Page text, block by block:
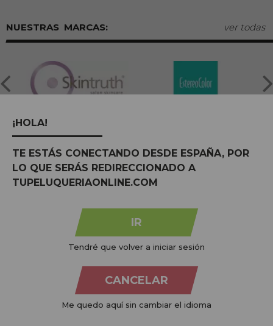
MARCAS: ver todas
produtos para cabeleireiro e beleza, oferecendo uma vasta
gama ao seu alcance económico e profissional. Temos preços
competitivos e estamos sempre à sua disposição.
Atendimento ao cliente
De segunda a quinta-feira, das 09:00 às 14:00.
Sexta-feira, das 08:00 às 13:00.
¡HOLA!
TE ESTÁS CONECTANDO DESDE ESPAÑA, POR
LO QUE SERÁS REDIRECCIONADO A
TUPELUQUERIAONLINE.COM
IR
Tendré que volver a iniciar sesión
CANCELAR
Me quedo aquí sin cambiar el idioma